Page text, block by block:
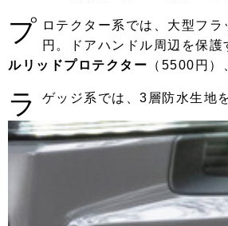
プ ロテクター系では、大型フ
円。ドアハンドル周辺を保護
ルリッドプロテクター （5500円）
ラ ゲッジ系では、3層防水生地